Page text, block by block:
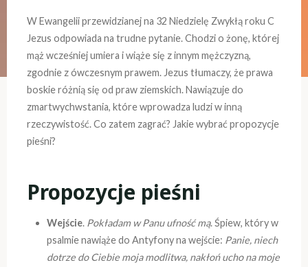
W Ewangelii przewidzianej na 32 Niedzielę Zwykłą roku C
Jezus odpowiada na trudne pytanie. Chodzi o żonę, której
mąż wcześniej umiera i wiąże się z innym mężczyzną,
zgodnie z ówczesnym prawem. Jezus tłumaczy, że prawa
boskie różnią się od praw ziemskich. Nawiązuje do
zmartwychwstania, które wprowadza ludzi w inną
rzeczywistość. Co zatem zagrać? Jakie wybrać propozycje
pieśni?
Propozycje pieśni
Wejście. Pokładam w Panu ufność mą. Śpiew, który w
psalmie nawiąże do Antyfony na wejście: Panie, niech
dotrze do Ciebie moja modlitwa, nakłoń ucho na moje